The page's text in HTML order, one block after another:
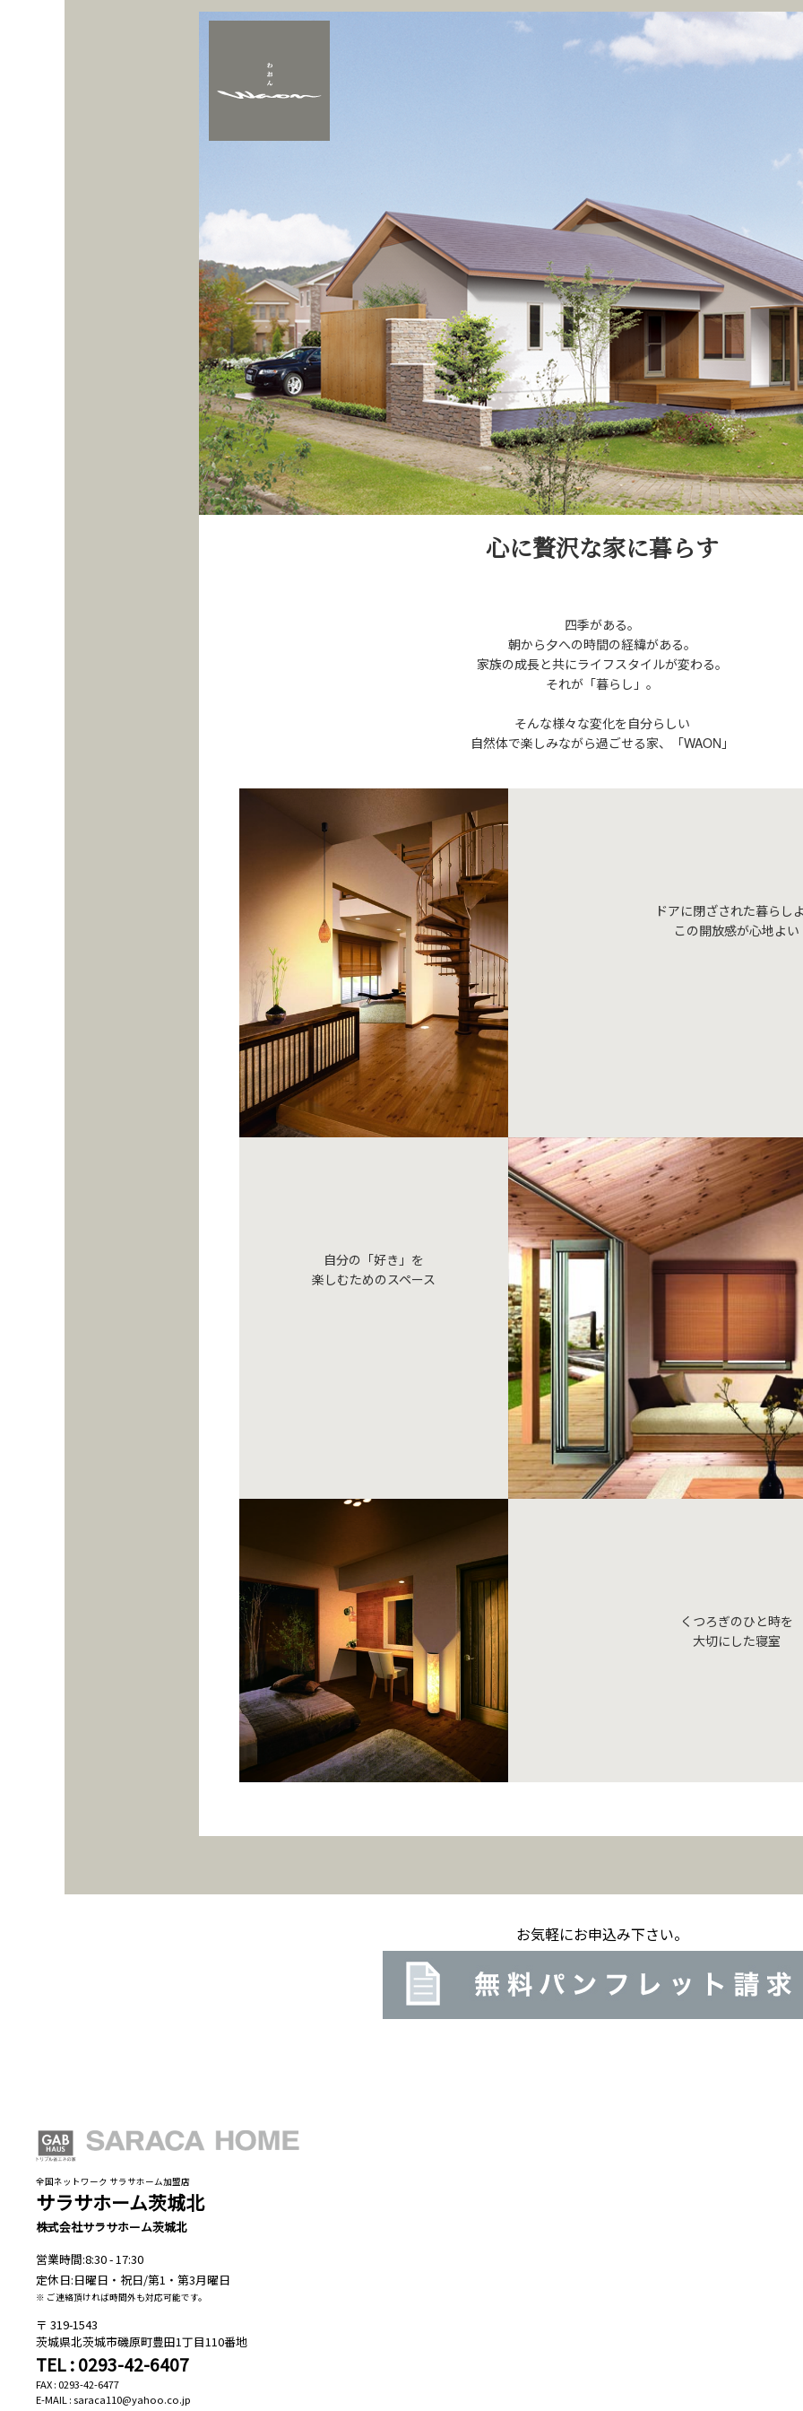
心に贅沢な家に暮らす
四季がある。
朝から夕への時間の経緯がある。
家族の成長と共にライフスタイルが変わる。
それが「暮らし」。
そんな様々な変化を自分らしい
自然体で楽しみながら過ごせる家、
「WAON」
ドアに閉ざされた暮らし
この開放感が心地よい
自分の「好き」を
楽しむためのスペース
くつろぎのひと時を
大切にした寝室
お気軽にお申込み下さい。
全国ネットワーク サラサホーム加盟店
サラサホーム茨城北
株式会社サラサホーム茨城北
営業時間:8:30 - 17:30
定休日:日曜日・祝日/第1・第3月曜日
※ ご連絡頂ければ時間外も対応可能です。
319-1543
茨城県北茨城市磯原町豊田1丁目110番地
TEL : 0293-42-6407
FAX : 0293-42-6477
E-MAIL : saraca110@yahoo.co.jp